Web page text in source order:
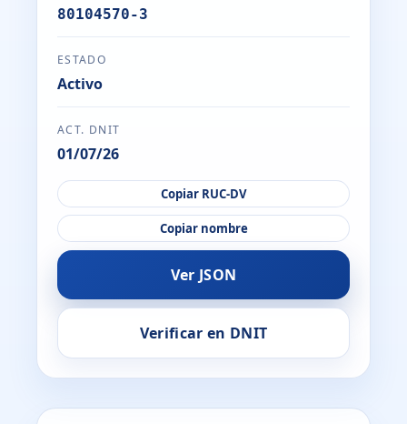
80104570-3
ESTADO
Activo
ACT. DNIT
01/07/26
Copiar RUC-DV
Copiar nombre
Ver JSON
Verificar en DNIT